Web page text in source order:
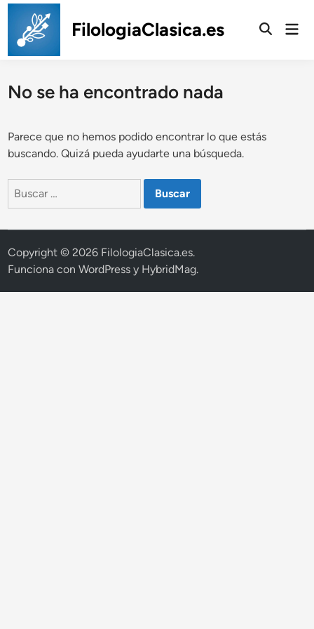
Saltar
contenido
FilologiaClasica.es
No se ha encontrado nada
Parece que no hemos podido encontrar lo que estás
buscando. Quizá pueda ayudarte una búsqueda.
Buscar:
Copyright © 2026 FilologiaClasica.es.
Funciona conWordPress y HybridMag.